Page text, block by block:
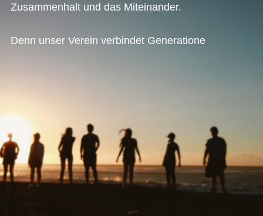
Zusammenhalt und das Miteinander.
Denn unser Verein verbindet Generationen d